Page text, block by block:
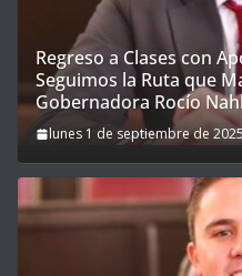
Regreso a Clases con
Seguimos la Ruta que
Gobernadora Rocío
lunes 1 de septiembre de 2025